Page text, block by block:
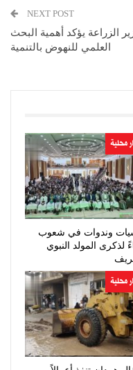
NEXT POST
الزراعة يؤكد أهمية البحث
العلمي للنهوض بالتنمية
محلية
وندوات في شعوب
لذكرى المولد النبوي
محلية